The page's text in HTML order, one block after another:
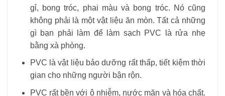
gỉ, bong tróc, phai màu và bong tróc. Nó cũng
không phải là một vật liệu ăn mòn. Tất cả những
gì bạn phải làm để làm sạch PVC là rửa nhẹ
bằng xà phòng.
PVC là vật liệu bảo dưỡng rất thấp, tiết kiệm thời
gian cho những người bận rộn.
PVC rất bền với ô nhiễm, nước mặn và hóa chất.